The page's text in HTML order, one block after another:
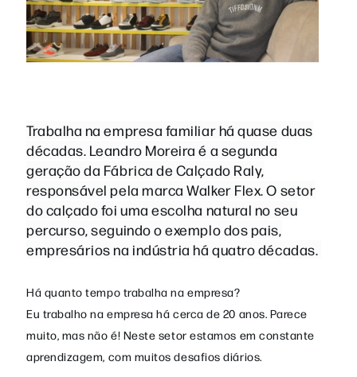
Trabalha na empresa familiar há quase duas
décadas. Leandro Moreira é a segunda
geração da Fábrica de Calçado Raly,
responsável pela marca Walker Flex. O setor
do calçado foi uma escolha natural no seu
percurso, seguindo o exemplo dos pais,
empresários na indústria há quatro décadas.
Há quanto tempo trabalha na empresa?
Eu trabalho na empresa há cerca de 20 anos. Parece
muito, mas não é! Neste setor estamos em constante
aprendizagem, com muitos desafios diários.